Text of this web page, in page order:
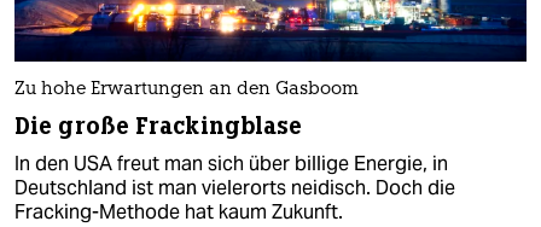
Zu hohe Erwartungen an den Gasboom
Die große Frackingblase
In den USA freut man sich über billige Energie, in
Deutschland ist man vielerorts neidisch. Doch die
Fracking-Methode hat kaum Zukunft.